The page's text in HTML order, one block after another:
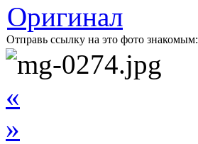
Оригинал
Отправь ссылку на это фото знакомым:
«
»